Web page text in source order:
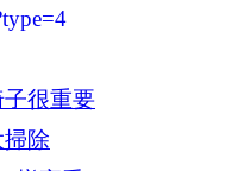
很重要
除